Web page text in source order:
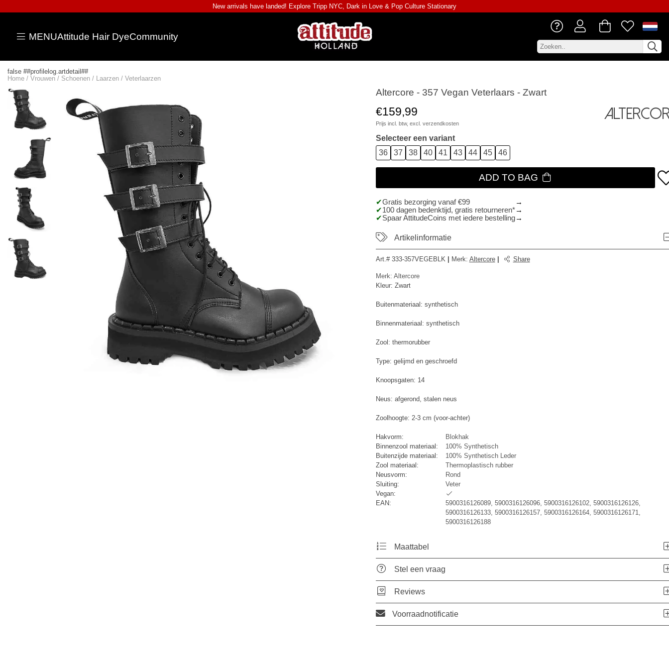
New arrivals have landed! Explore Tripp NYC, Dark in Love & Pop Culture Stationary
MENUAttitude Hair DyeCommunity
false ##profilelog.artdetail##
Home / Vrouwen / Schoenen / Laarzen / Veterlaarzen
Altercore - 357 Vegan Veterlaars - Zwart
€159,99
Prijs incl. btw, excl. verzendkosten
Selecteer een variant
36
37 38 40 41 43 44 45 46
ADD TO BAG
Gratis bezorging vanaf €99
100 dagen bedenktijd, gratis retourneren*
Spaar AttitudeCoins met iedere bestelling
Artikelinformatie
Art.# 333-357VEGEBLK Merk: Altercore Share
Merk: Altercore
Kleur: Zwart
Buitenmateriaal: synthetisch
Binnenmateriaal: synthetisch
Zool: thermorubber
Type: gelijmd en geschroefd
Knoopsgaten: 14
Neus: afgerond, stalen neus
Zoolhoogte: 2-3 cm (voor-achter)
Hakvorm:
Blokhak
Binnenzool materiaal:
100% Synthetisch
Buitenzijde materiaal:
100% Synthetisch Leder
Zool materiaal:
Thermoplastisch rubber
Neusvorm:
Rond
Sluiting:
Veter
Vegan:
EAN:
5900316126089, 5900316126096, 5900316126102, 5900316126126,
5900316126133, 5900316126157, 5900316126164, 5900316126171,
5900316126188
Maattabel
Stel een vraag
Reviews
Voorraadnotificatie